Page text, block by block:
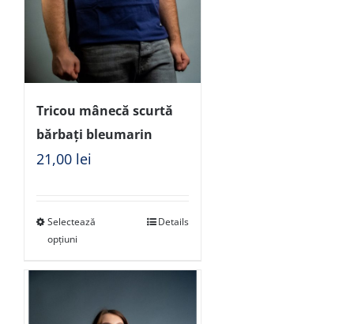
Tricou mânecă scurtă
bărbați bleumarin
21,00 lei
Selectează
opțiuni
Details